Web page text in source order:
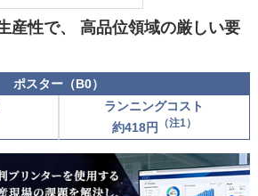
産性で、
高品位領域の厳しい要
ポスター（B0）
ランニングコスト
約418円
（注1）